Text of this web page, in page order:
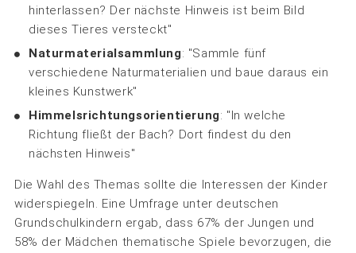
hinterlassen? Der nächste Hinweis ist beim Bild
dieses Tieres versteckt"
Naturmaterialsammlung: "Sammle fünf
verschiedene Naturmaterialien und baue daraus ein
kleines Kunstwerk"
Himmelsrichtungsorientierung: "In welche
Richtung fließt der Bach? Dort findest du den
nächsten Hinweis"
Die Wahl des Themas sollte die Interessen der Kinder
widerspiegeln. Eine Umfrage unter deutschen
Grundschulkindern ergab, dass 67% der Jungen und
58% der Mädchen thematische Spiele bevorzugen, die